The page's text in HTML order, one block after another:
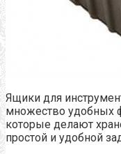
Ящики для
множество удобных
которые делают
простой и удобной